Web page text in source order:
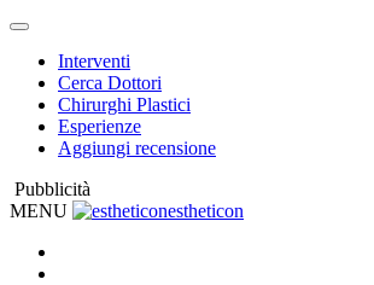
Interventi
Cerca Dottori
Chirurghi Plastici
Esperienze
Aggiungi recensione
Pubblicità
MENU
estheticon